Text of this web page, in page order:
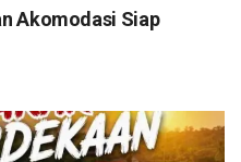
Akomodasi Siap